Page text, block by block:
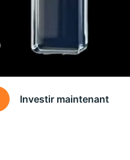
Investir maintenant